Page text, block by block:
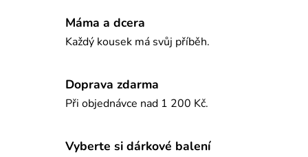
Máma a dcera
Každý kousek má svůj příběh.
Doprava zdarma
Při objednávce nad 1 200 Kč.
Vyberte si dárkové balení